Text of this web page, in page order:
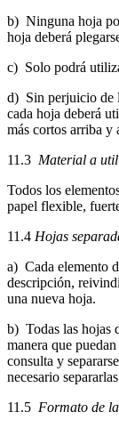
b) Ninguna hoja
hoja deberá
c) Solo podrá
d) Sin perjuicio de
cada hoja deberá
más cortos arriba y
11.3 Material a
Todos los
papel flexible,
11.4 Hojas
a) Cada elemento
descripción,
una nueva hoja.
b) Todas las hojas
manera que
consulta y
necesario
11.5 Formato de